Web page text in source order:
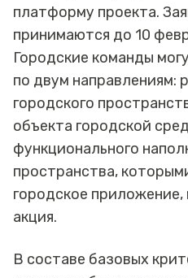
платформу проекта.
принимаются до 10
Городские команды
по двум направлениям:
городского
объекта городской
функционального
пространства,
городское
акция.
В составе базовых